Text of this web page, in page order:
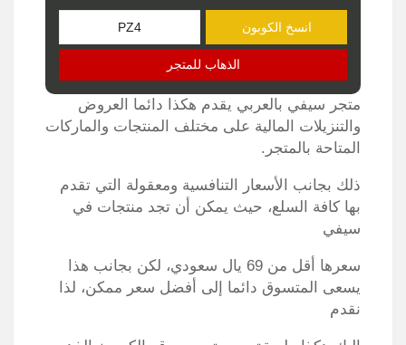
انسخ الكوبون
الذهاب للمتجر
متجر سيفي بالعربي يقدم هكذا دائما العروض
والتنزيلات المالية على مختلف المنتجات والماركات
المتاحة بالمتجر.
ذلك بجانب الأسعار التنافسية ومعقولة التي تقدم
بها كافة السلع، حيث يمكن أن تجد منتجات في
سيفي
سعرها أقل من 69 يال سعودي، لكن بجانب هذا
يسعى المتسوق دائما إلى أفضل سعر ممكن، لذا
نقدم